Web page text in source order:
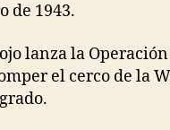
de 1943.
lanza la
el cerco de la